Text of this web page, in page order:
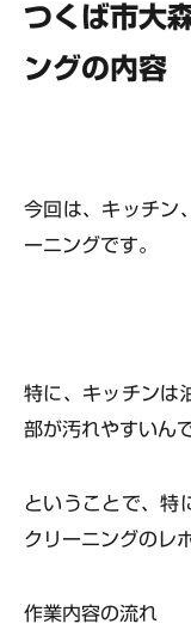
つくば市大
ングの内容
今回は、キッチン
ーニングです。
特に、 キッチンは
部が汚れやすいん
ということで、特
クリーニングのレ
作業内容の流れ